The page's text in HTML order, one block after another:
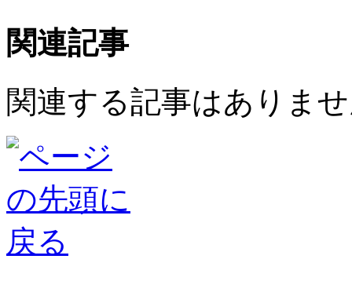
関連記事
関連する記事はありま